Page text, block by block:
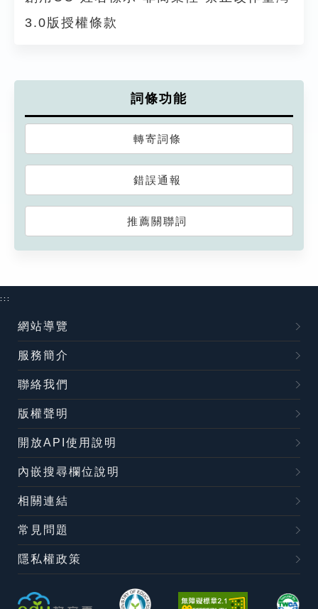
3.0版授權條款
詞條功能
轉寄詞條
錯誤通報
推薦關聯詞
:::
網站導覽
服務簡介
聯絡我們
版權聲明
開放API使用說明
內嵌搜尋欄位說明
相關連結
常見問題
隱私權政策